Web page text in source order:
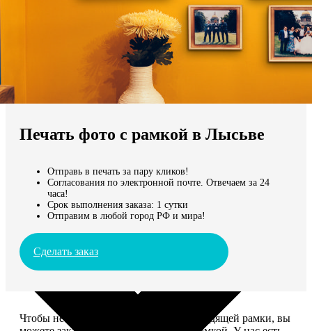
Мы доставляем по всему миру
Продолжить без города
Печать фото с рамкой в Лысьве
Отправь в печать за пару кликов!
Согласования по электронной почте. Отвечаем за 24
часа!
Срок выполнения заказа: 1 сутки
Отправим в любой город РФ и мира!
Сделать заказ
Чтобы не тратить время на поиск подходящей рамки, вы